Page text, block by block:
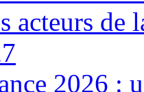
acteurs de
2026 :